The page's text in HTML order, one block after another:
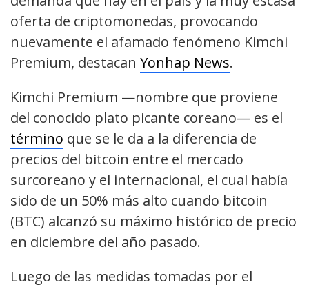
oferta de criptomonedas, provocando
nuevamente el afamado fenómeno Kimchi
Premium, destacan Yonhap News.
Kimchi Premium —nombre que proviene
del conocido plato picante coreano— es el
término que se le da a la diferencia de
precios del bitcoin entre el mercado
surcoreano y el internacional, el cual había
sido de un 50% más alto cuando bitcoin
(BTC) alcanzó su máximo histórico de precio
en diciembre del año pasado.
Luego de las medidas tomadas por el